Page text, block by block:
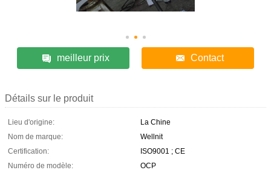
meilleur prix Contact
Détails sur le produit
Lieu d'origine:
La Chine
Nom de marque:
Wellnit
Certification:
ISO9001 ; CE
Numéro de modèle:
OCP